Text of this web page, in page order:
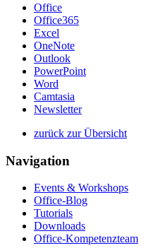
Office
Office365
Excel
OneNote
Outlook
PowerPoint
Word
Camtasia
Newsletter
zurück zur Übersicht
Navigation
Events & Workshops
Office-Blog
Tutorials
Downloads
Office-Kompetenzteam